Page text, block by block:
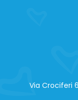
Via Crociferi